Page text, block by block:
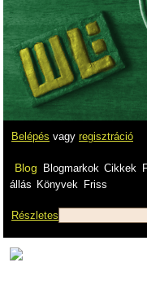
Belépés vagy regisztráció
Blog Blogmarkok Cikkek
állás Könyvek Friss
Részletes